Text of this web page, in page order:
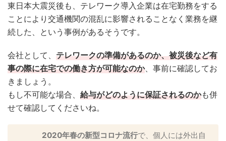
東日本大震災後も、テレワーク導入企業は在宅勤務をする
ことにより交通機関の混乱に影響されることなく業務を継
続した、という事例があるそうです。
会社として、 テレワークの準備があるのか、被災後など有
事の際に在宅での働き方が可能なのか、事前に確認してお
きましょう。
もし不可能な場合、 給与がどのように保証されるのかも併
せて確認してくださいね。
2020年春の新型コロナ流行で、個人には外出自